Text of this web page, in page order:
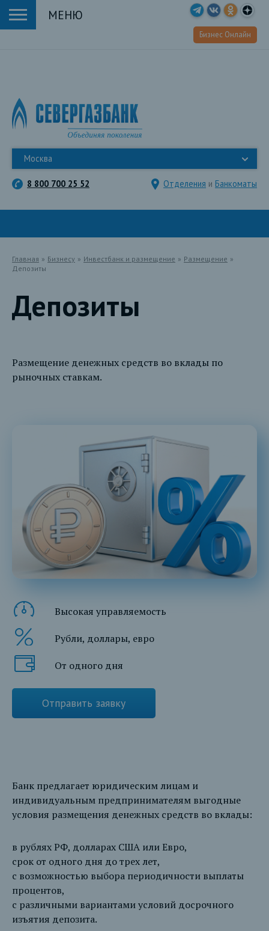
МЕНЮ
Бизнес Онлайн
Москва
8 800 700 25 52 Отделения и Банкоматы
Главная » Бизнесу » Инвестбанк и размещение » Размещение »
Депозиты
Депозиты
Размещение денежных средств во вклады по
рыночных ставкам.
Высокая управляемость
Рубли, доллары, евро
От одного дня
Отправить заявку
Банк предлагает юридическим лицам и
индивидуальным предпринимателям выгодные
условия размещения денежных средств во вклады:
в рублях РФ, долларах США или Евро,
срок от одного дня до трех лет,
с возможностью выбора периодичности выплаты
процентов,
с различными вариантами условий досрочного
изъятия депозита.